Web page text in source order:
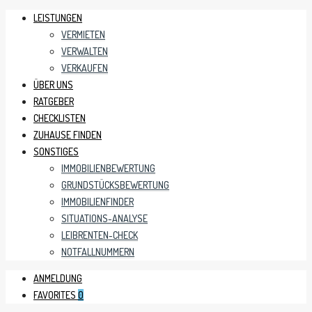
LEISTUNGEN
VERMIETEN
VERWALTEN
VERKAUFEN
ÜBER UNS
RATGEBER
CHECKLISTEN
ZUHAUSE FINDEN
SONSTIGES
IMMOBILIENBEWERTUNG
GRUNDSTÜCKSBEWERTUNG
IMMOBILIENFINDER
SITUATIONS-ANALYSE
LEIBRENTEN-CHECK
NOTFALLNUMMERN
ANMELDUNG
FAVORITES 0